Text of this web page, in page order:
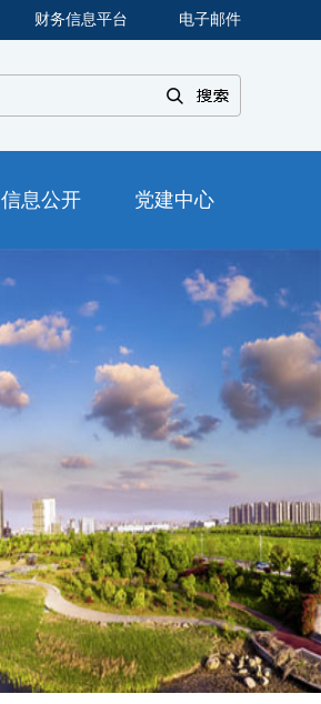
财务信息平台 电子邮件
信息公开 党建中心